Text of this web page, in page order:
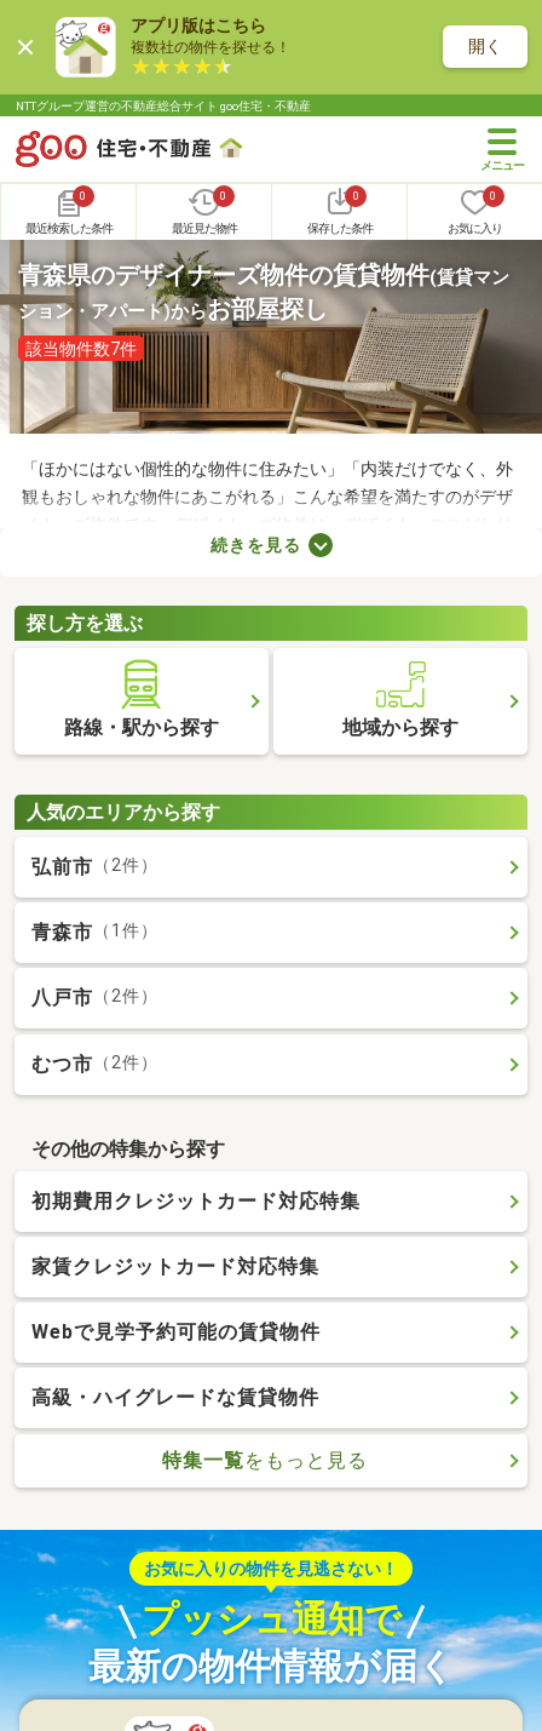
アプリ版はこちら
複数社の物件を探せる！ 開く
NTTグループ運営の不動産総合サイト goo住宅・不動産
0
最近検索した条件
0
最近見た物件
0
保存した条件
0
お気に入り
青森県のデザイナーズ物件の賃貸物件(賃貸マン
ション・アパート)からお部屋探し
該当物件数7件
「ほかにはない個性的な物件に住みたい」「内装だけでなく、外
観もおしゃれな物件にあこがれる」こんな希望を満たすのがデザ
イナーズ物件です。デザイナーズ物件は、デザイナーのこだわり
が詰められたおしゃれな建物であることがポイント。ここでデザ
くださいね。
続きを見る
探し方を選ぶ
路線・駅から探す 地域から探す
人気のエリアから探す
弘前市 （2件）
青森市 （1件）
八戸市 （2件）
むつ市 （2件）
その他の特集から探す
初期費用クレジットカード対応特集
家賃クレジットカード対応特集
Webで見学予約可能の賃貸物件
高級・ハイグレードな賃貸物件
特集一覧をもっと見る
お気に入りの物件を見逃さない！
プッシュ通知で
最新の物件情報が届く